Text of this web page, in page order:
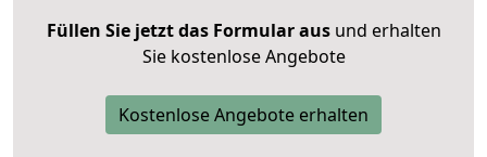
Füllen Sie jetzt das Formular ausund erhalten
Sie kostenlose Angebote
Kostenlose Angebote erhalten